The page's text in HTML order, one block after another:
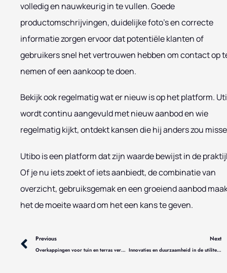
volledig en nauwkeurig in te vullen. Goede
productomschrijvingen, duidelijke foto’s en correcte
informatie zorgen ervoor dat potentiële klanten of
gebruikers snel het vertrouwen hebben om contact op
nemen of een aankoop te doen.
Bekijk ook regelmatig wat er nieuw is op het platform.
wordt continu aangevuld met nieuw aanbod en wie
regelmatig kijkt, ontdekt kansen die hij anders zou
Utibo is een platform dat zijn waarde bewijst in de
Of je nu iets zoekt of iets aanbiedt, de combinatie van
overzicht, gebruiksgemak en een groeiend aanbod
het de moeite waard om het een kans te geven.
Vorige
Previous
Overkappingen voor tuin en terras vergeleken
Next
Innovaties en duurzaamheid in de utiliteitsbouw in Amsterdam